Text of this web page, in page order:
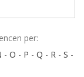
per:
- O - P - Q - R - S -